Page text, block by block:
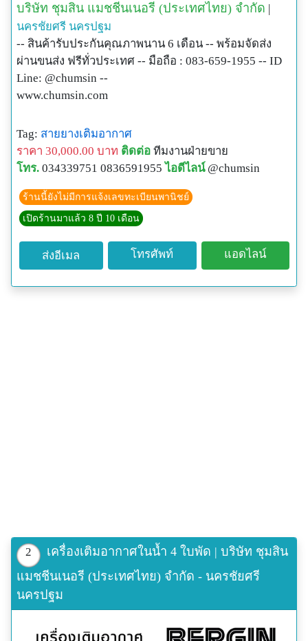
บริษัท ชุมสิน แมชชีนเนอรี (ประเทศไทย) จำกัด |
นครชัยศรี นครปฐม
-- สินค้ารับประกันคุณภาพนาน 6 เดือน -- พร้อมจัดส่ง
ผ่านขนส่ง ฟรีทั่วประเทศ -- มือถือ : 083-659-1955 -- ID
Line: @chumsin --
www.chumsin.com
Tag: สายยางเติมอากาศ
ราคา 30,000.00 บาท ติดต่อ ทีมงานฝ่ายขาย
โทร. 034339751 0836591955 ไอดีไลน์ @chumsin
ร้านนี้ยังไม่มีการแจ้งเลขทะเบียนพานิชย์
เปิดร้านมาแล้ว 8 ปี 10 เดือน
ส่งอีเมล โทรศัพท์ แอดไลน์
2
เครื่องเติมอากาศในน้ำ 4 ใบพัด | บริษัท ชุมสิน
แมชชีนเนอรี (ประเทศไทย) จำกัด - นครชัยศรี
นครปฐม